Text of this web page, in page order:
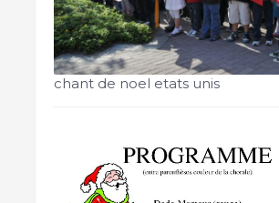
chant de noel etats unis